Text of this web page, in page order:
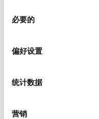
必要的
偏好设置
统计数据
营销